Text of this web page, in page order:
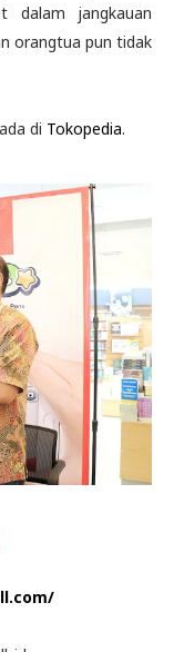
dalam jangkauan
orangtua pun tidak
di Tokopedia.